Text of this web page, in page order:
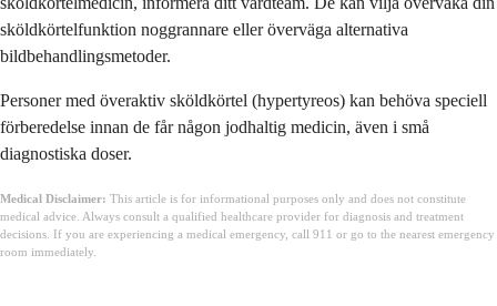
sköldkörtelfunktion noggrannare eller överväga alternativa
bildbehandlingsmetoder.
Personer med överaktiv sköldkörtel (hypertyreos) kan behöva speciell
förberedelse innan de får någon jodhaltig medicin, även i små
diagnostiska doser.
Medical Disclaimer: This article is for informational purposes only and does not constitute
medical advice. Always consult a qualified healthcare provider for diagnosis and treatment
decisions. If you are experiencing a medical emergency, call 911 or go to the nearest emergency
room immediately.